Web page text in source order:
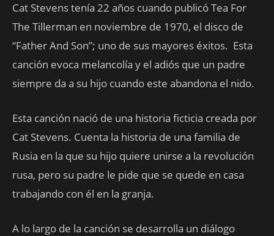
Cat Stevens tenía 22 años cuando publicó Tea For
The Tillerman en noviembre de 1970, el disco de
“Father And Son”; uno de sus mayores éxitos. Esta
canción evoca melancolía y el adiós que un padre
siempre da a su hijo cuando este abandona el nido.
Esta canción nació de una historia ficticia creada por
Cat Stevens. Cuenta la historia de una familia de
Rusia en la que su hijo quiere unirse a la revolución
rusa, pero su padre le pide que se quede en casa
trabajando con él en la granja.
A lo largo de la canción se desarrolla un diálogo